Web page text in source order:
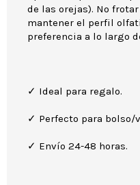
de las orejas). No
mantener el perfil
preferencia a lo largo
✓ Ideal para regalo.
✓ Perfecto para bolso/
✓ Envío 24-48 horas.